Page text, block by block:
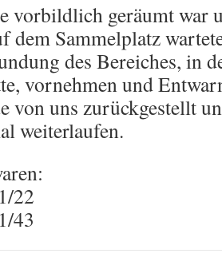
vorbildlich geräumt war
dem Sammelplatz
des Bereiches, in
vornehmen und
von uns zurückgestellt
weiterlaufen.
22
43